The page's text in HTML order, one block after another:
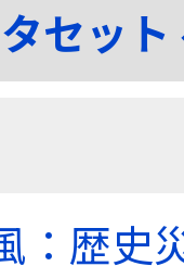
セッ
：歴史